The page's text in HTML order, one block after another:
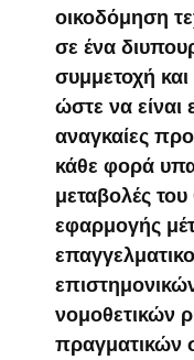
οικοδόμηση
σε ένα
συμμετοχή
ώστε να είναι
αναγκαίες
κάθε φορά
μεταβολές
εφαρμογής
νομοθετικών
πραγματικών